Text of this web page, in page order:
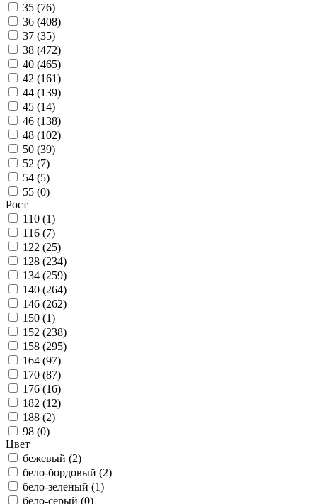
35 (76)
36 (408)
37 (35)
38 (472)
40 (465)
42 (161)
44 (139)
45 (14)
46 (138)
48 (102)
50 (39)
52 (7)
54 (5)
55 (0)
Рост
110 (1)
116 (7)
122 (25)
128 (234)
134 (259)
140 (264)
146 (262)
150 (1)
152 (238)
158 (295)
164 (97)
170 (87)
176 (16)
182 (12)
188 (2)
98 (0)
Цвет
бежевый (2)
бело-бордовый (2)
бело-зеленый (1)
бело-серый (0)